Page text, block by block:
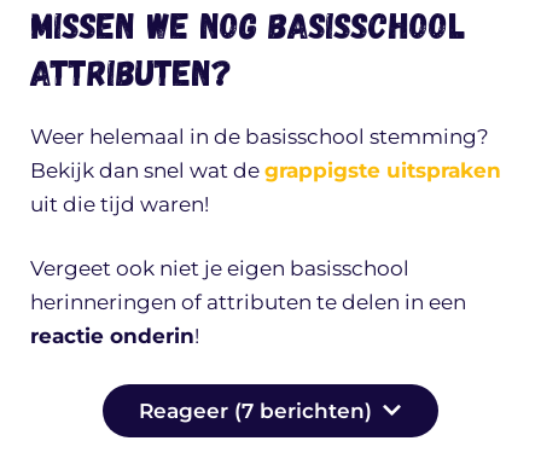
Missen we nog basisschool
attributen?
Weer helemaal in de basisschool stemming?
Bekijk dan snel wat de grappigste uitspraken
uit die tijd waren!
Vergeet ook niet je eigen basisschool
herinneringen of attributen te delen in een
reactie onderin!
Reageer (7 berichten)